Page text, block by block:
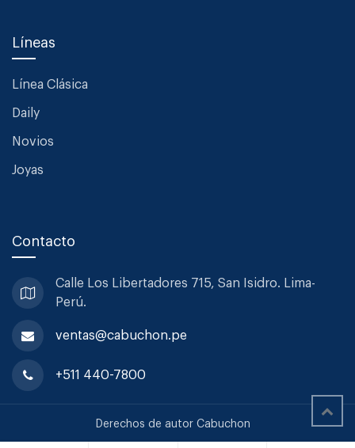
Líneas
Línea Clásica
Daily
Novios
Joyas
Contacto
Calle Los Libertadores 715, San Isidro. Lima-
Perú.
ventas@cabuchon.pe
+511 440-7800
Derechos de autor Cabuchon